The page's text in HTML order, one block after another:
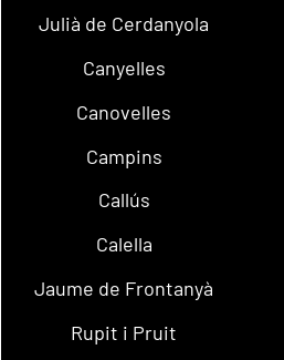
Julià de Cerdanyola
Canyelles
Canovelles
Campins
Callús
Calella
Jaume de Frontanyà
Rupit i Pruit